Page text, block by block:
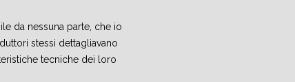
da nessuna parte, che io
stessi dettagliavano
tecniche dei loro